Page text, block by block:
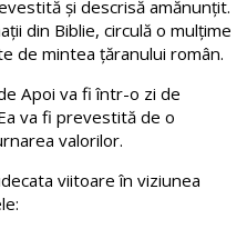
și descrisă amănunțit.
din Biblie, circulă o mulțime
de mintea țăranului român.
Apoi va fi într-o zi de
va fi prevestită de o
valorilor.
viitoare în viziunea